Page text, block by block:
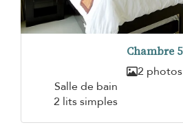
Chambre 5
2 photos
Salle de bain
2 lits simples